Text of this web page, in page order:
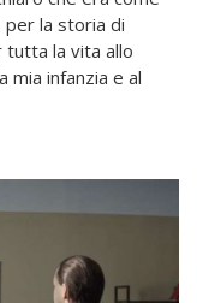
per la storia di
tutta la vita allo
mia infanzia e al